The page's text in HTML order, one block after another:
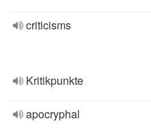
criticisms
Kritikpunkte
apocryphal